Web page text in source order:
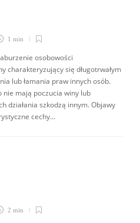
1 min
osobowości
charakteryzujący się długotrwałym
lub łamania praw innych osób.
nie mają poczucia winy lub
działania szkodzą innym. Objawy
cechy...
2 min